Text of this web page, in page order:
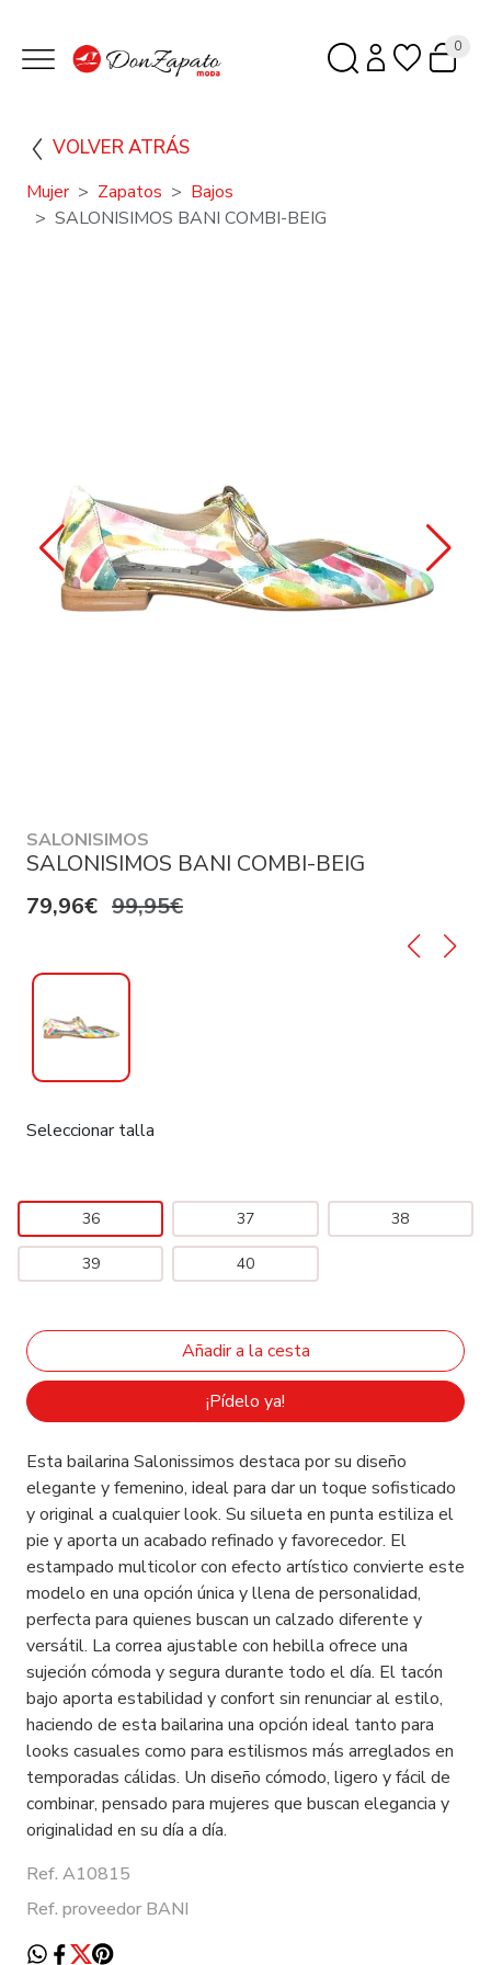
0
VOLVER ATRÁS
Mujer Zapatos
Bajos
SALONISIMOS BANI COMBI-BEIG
SALONISIMOS
SALONISIMOS BANI COMBI-BEIG
79,96€ 99,95€
Seleccionar talla
36 37 38
39 40
¡Pídelo ya!
Esta bailarina Salonissimos destaca por su diseño
elegante y femenino, ideal para dar un toque sofisticado
y original a cualquier look. Su silueta en punta estiliza el
pie y aporta un acabado refinado y favorecedor. El
estampado multicolor con efecto artístico convierte este
modelo en una opción única y llena de personalidad,
perfecta para quienes buscan un calzado diferente y
versátil. La correa ajustable con hebilla ofrece una
sujeción cómoda y segura durante todo el día. El tacón
bajo aporta estabilidad y confort sin renunciar al estilo,
haciendo de esta bailarina una opción ideal tanto para
looks casuales como para estilismos más arreglados en
temporadas cálidas. Un diseño cómodo, ligero y fácil de
combinar, pensado para mujeres que buscan elegancia y
originalidad en su día a día.
Ref. A10815
Ref. proveedor BANI